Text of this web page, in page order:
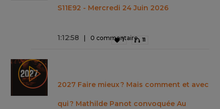
S11E92 - Mercredi 24 Juin 2026
1:12:58 0 commentaire
1 11
2027 Faire mieux ? Mais comment et avec
qui ? Mathilde Panot convoquée Au